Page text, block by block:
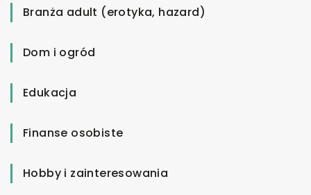
Branża adult (erotyka, hazard)
Dom i ogród
Edukacja
Finanse osobiste
Hobby i zainteresowania